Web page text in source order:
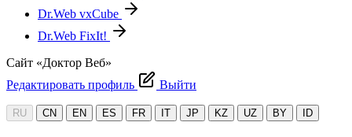
Dr.Web vxCube
Dr.Web FixIt!
Сайт «Доктор Веб»
Редактировать профиль
Выйти
RU CN EN ES FR IT JP KZ UZ BY ID